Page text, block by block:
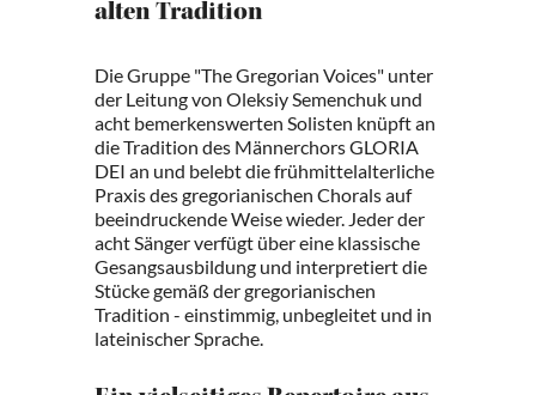
alten Tradition
Die Gruppe "The Gregorian Voices" unter
der Leitung von Oleksiy Semenchuk und
acht bemerkenswerten Solisten knüpft an
die Tradition des Männerchors GLORIA
DEI an und belebt die frühmittelalterliche
Praxis des gregorianischen Chorals auf
beeindruckende Weise wieder. Jeder der
acht Sänger verfügt über eine klassische
Gesangsausbildung und interpretiert die
Stücke gemäß der gregorianischen
Tradition - einstimmig, unbegleitet und in
lateinischer Sprache.